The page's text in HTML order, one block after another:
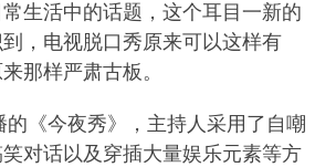
生活中的话题，这个耳目一新的
，电视脱口秀原来可以这样有
那样严肃古板。
《今夜秀》，主持人采用了自嘲
对话以及穿插大量娱乐元素等方